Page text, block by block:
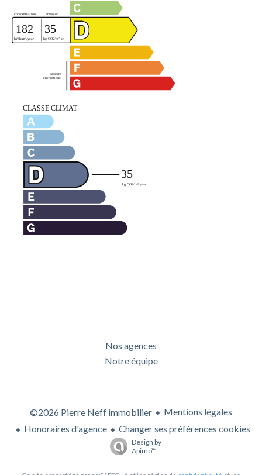
Nos agences
Notre équipe
©2026 Pierre Neff immobilier
Mentions légales
Honoraires d'agence
Changer ses préférences cookies
Design by
Apimo™